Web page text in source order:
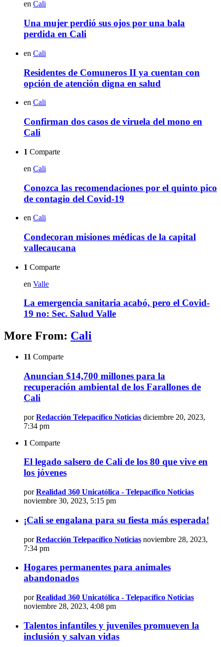
en Cali
Una mujer perdió sus ojos por una bala
perdida en Cali
en Cali
Residentes de Comuneros II ya cuentan con
opción de atención digna en salud
en Cali
Confirman dos casos de viruela del mono en
Cali
1 Comparte
en Cali
Conozca las recomendaciones por el quinto pico
de contagio del Covid-19
en Cali
Condecoran misiones médicas de la capital
vallecaucana
1 Comparte
en Valle
La emergencia sanitaria acabó, pero el Covid-
19 no: Sec. Salud Valle
More From: Cali
11 Comparte
Anuncian $14,700 millones para la
recuperación ambiental de los Farallones de
Cali
por Redacción Telepacífico Noticias diciembre 20, 2023,
7:34 pm
1 Comparte
El legado salsero de Cali de los 80 que vive en
los jóvenes
por Realidad 360 Unicatólica - Telepacífico Noticias
noviembre 30, 2023, 5:15 pm
¡Cali se engalana para su fiesta más esperada!
por Redacción Telepacífico Noticias noviembre 28, 2023,
7:34 pm
Hogares permanentes para animales
abandonados
por Realidad 360 Unicatólica - Telepacífico Noticias
noviembre 28, 2023, 4:08 pm
Talentos infantiles y juveniles promueven la
inclusión y salvan vidas